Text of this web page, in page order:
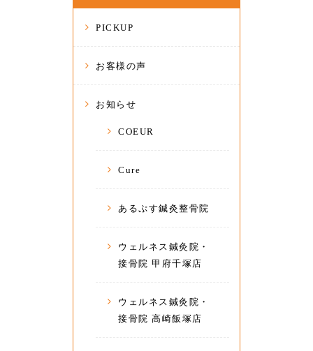
PICKUP
お客様の声
お知らせ
COEUR
Cure
あるぷす鍼灸整骨院
ウェルネス鍼灸院・
接骨院 甲府千塚店
ウェルネス鍼灸院・
接骨院 高崎飯塚店